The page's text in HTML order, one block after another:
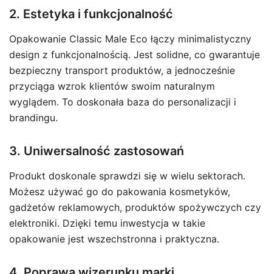
2. Estetyka i funkcjonalność
Opakowanie Classic Male Eco łączy minimalistyczny
design z funkcjonalnością. Jest solidne, co gwarantuje
bezpieczny transport produktów, a jednocześnie
przyciąga wzrok klientów swoim naturalnym
wyglądem. To doskonała baza do personalizacji i
brandingu.
3. Uniwersalność zastosowań
Produkt doskonale sprawdzi się w wielu sektorach.
Możesz używać go do pakowania kosmetyków,
gadżetów reklamowych, produktów spożywczych czy
elektroniki. Dzięki temu inwestycja w takie
opakowanie jest wszechstronna i praktyczna.